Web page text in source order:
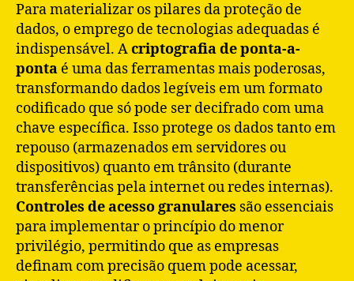
Para materializar os pilares da proteção de
dados, o emprego de tecnologias adequadas é
indispensável. Acriptografia de ponta-a-
ponta é uma das ferramentas mais poderosas,
transformando dados legíveis em um formato
codificado que só pode ser decifrado com uma
chave específica. Isso protege os dados tanto em
repouso (armazenados em servidores ou
dispositivos) quanto em trânsito (durante
transferências pela internet ou redes internas).
Controles de acesso granulares são essenciais
para implementar o princípio do menor
privilégio, permitindo que as empresas
definam com precisão quem pode acessar,